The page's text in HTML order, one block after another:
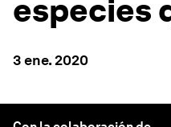
especies
3 ene. 2020